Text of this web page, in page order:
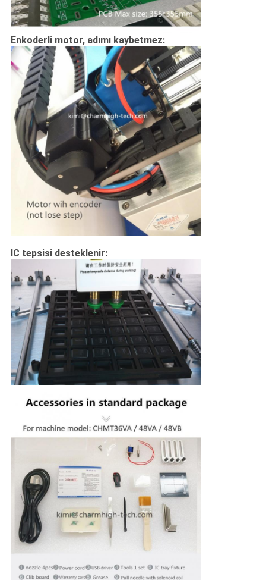
Enkoderli motor, adımı kaybetmez:
IC tepsisi desteklenir: